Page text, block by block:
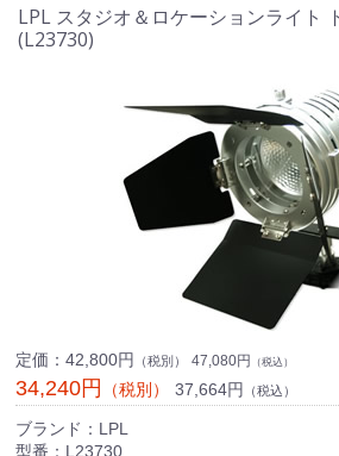
LPL スタジオ＆ロケーションライト
(L23730)
定価： 42,800円 （税別） 47,080円 （税込）
34,240円 （税別） 37,664円 （税込）
ブランド：LPL
型番：L23730